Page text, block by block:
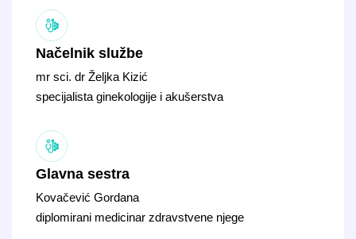
Načelnik službe
mr sci. dr Željka Kizić
specijalista ginekologije i akušerstva
Glavna sestra
Kovačević Gordana
diplomirani medicinar zdravstvene njege